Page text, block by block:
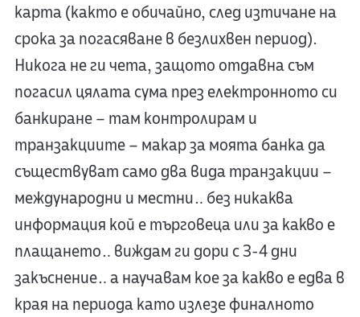
карта (както е обичайно, след изтичане на
срока за погасяване в безлихвен период).
Никога не ги чета, защото отдавна съм
погасил цялата сума през електронното си
банкиране – там контролирам и
транзакциите – макар за моята банка да
съществуват само два вида транзакции –
международни и местни… без никаква
информация кой е търговеца или за какво е
плащането… виждам ги дори с 3-4 дни
закъснение… а научавам кое за какво е едва в
края на периода като излезе финалното